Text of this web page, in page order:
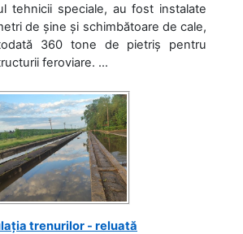
tehnicii speciale, au fost instalate
de șine și schimbătoare de cale,
360 tone de pietriș pentru
feroviare. ...
trenurilor - reluată